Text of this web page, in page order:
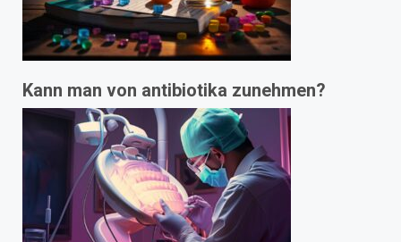
Kann man von antibiotika zunehmen?